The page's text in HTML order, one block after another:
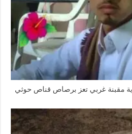
مقبنة غربي تعز برصاص قناص حوثي